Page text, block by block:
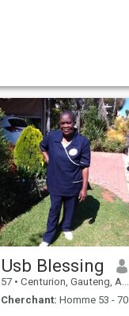
Usb Blessing
57 • Centurion, Gauteng, Afrique du Sud
Cherchant: Homme 53 - 70